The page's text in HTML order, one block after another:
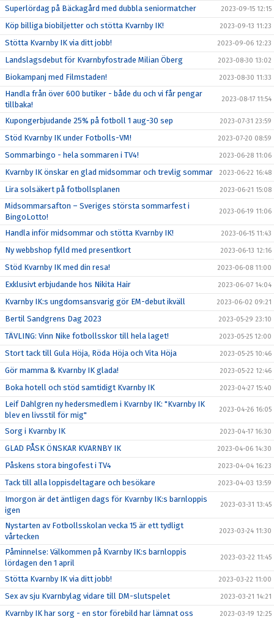
Superlördag på Bäckagård med dubbla seniormatcher 2023-09-15 12:15
Köp billiga biobiljetter och stötta Kvarnby IK! 2023-09-13 11:23
Stötta Kvarnby IK via ditt jobb! 2023-09-06 12:23
Landslagsdebut för Kvarnbyfostrade Milian Öberg 2023-08-30 13:02
Biokampanj med Filmstaden! 2023-08-30 11:33
Handla från över 600 butiker - både du och vi får pengar
tillbaka!
2023-08-17 11:54
Kupongerbjudande 25% på fotboll 1 aug-30 sep 2023-07-31 23:59
Stöd Kvarnby IK under Fotbolls-VM! 2023-07-20 08:59
Sommarbingo - hela sommaren i TV4! 2023-06-28 11:06
Kvarnby IK önskar en glad midsommar och trevlig sommar 2023-06-22 16:48
Lira solsäkert på fotbollsplanen 2023-06-21 15:08
Midsommarsafton – Sveriges största sommarfest i
BingoLotto!
2023-06-19 11:06
Handla inför midsommar och stötta Kvarnby IK! 2023-06-15 11:43
Ny webbshop fylld med presentkort 2023-06-13 12:16
Stöd Kvarnby IK med din resa! 2023-06-08 11:00
Exklusivt erbjudande hos Nikita Hair 2023-06-07 14:04
Kvarnby IK:s ungdomsansvarig gör EM-debut ikväll 2023-06-02 09:21
Bertil Sandgrens Dag 2023 2023-05-29 23:10
TÄVLING: Vinn Nike fotbollsskor till hela laget! 2023-05-25 12:00
Stort tack till Gula Höja, Röda Höja och Vita Höja 2023-05-25 10:46
Gör mamma & Kvarnby IK glada! 2023-05-22 12:46
Boka hotell och stöd samtidigt Kvarnby IK 2023-04-27 15:40
Leif Dahlgren ny hedersmedlem i Kvarnby IK: "Kvarnby IK
blev en livsstil för mig"
2023-04-26 16:05
Sorg i Kvarnby IK 2023-04-17 16:30
GLAD PÅSK ÖNSKAR KVARNBY IK 2023-04-06 14:30
Påskens stora bingofest i TV4 2023-04-04 16:23
Tack till alla loppisdeltagare och besökare 2023-04-03 13:59
Imorgon är det äntligen dags för Kvarnby IK:s barnloppis
igen
2023-03-31 13:45
Nystarten av Fotbollsskolan vecka 15 är ett tydligt
vårtecken
2023-03-24 11:30
Påminnelse: Välkommen på Kvarnby IK:s barnloppis
lördagen den 1 april
2023-03-22 11:45
Stötta Kvarnby IK via ditt jobb! 2023-03-22 11:00
Sex av sju Kvarnbylag vidare till DM-slutspelet 2023-03-21 14:21
Kvarnby IK har sorg - en stor förebild har lämnat oss 2023-03-19 12:25